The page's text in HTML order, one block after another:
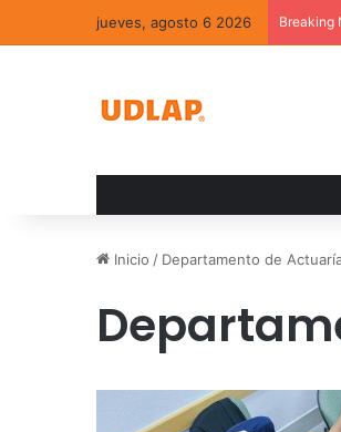
jueves, agosto 6 2026 Breaking
Inicio / Departamento de